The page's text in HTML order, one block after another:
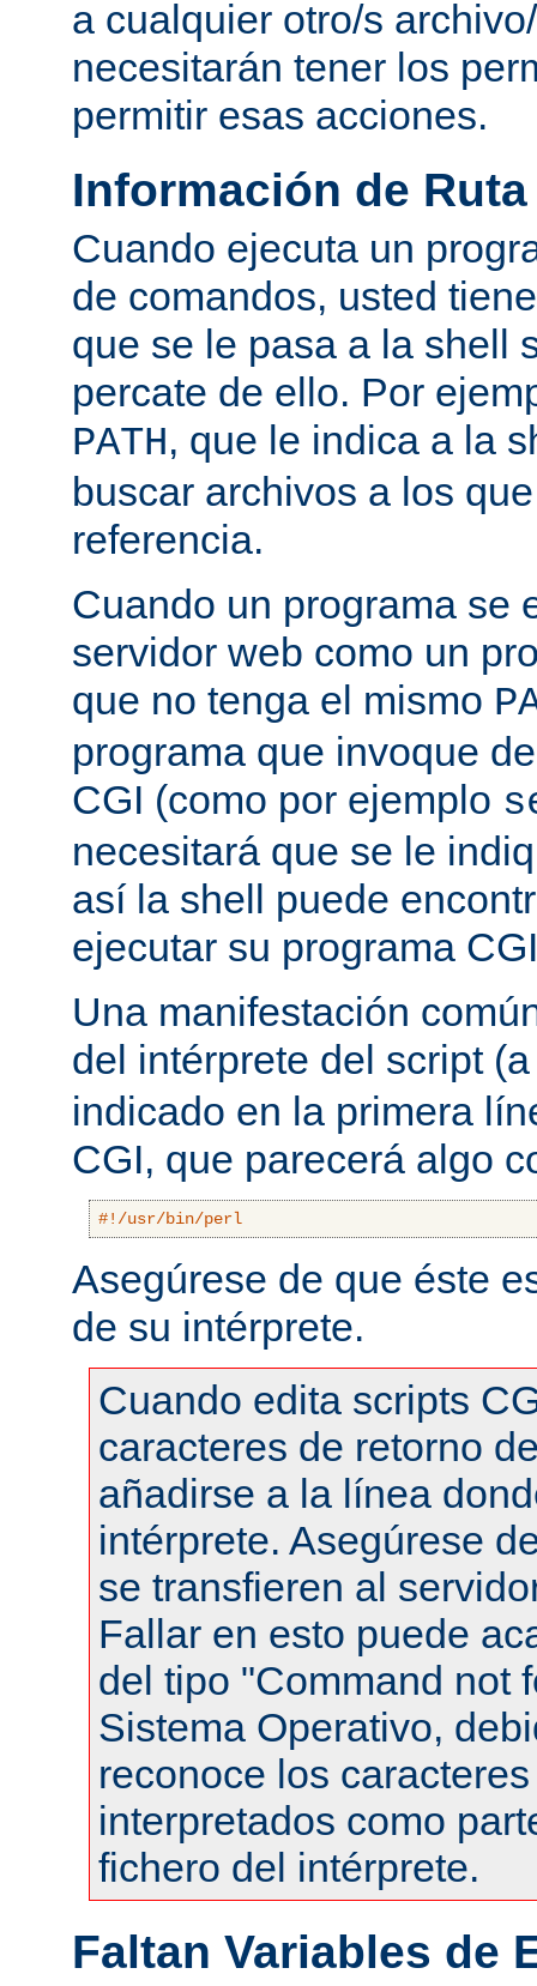
a cualquier otro/s
necesitarán tener los
permitir esas acciones.
Información de
Cuando ejecuta un
de comandos, usted
que se le pasa a la shell
percate de ello. Por
PATH, que le indica a la
buscar archivos a los
referencia.
Cuando un programa se
servidor web como un
que no tenga el mismo
programa que invoque
CGI (como por ejemplo
necesitará que se le
así la shell puede
ejecutar su programa
Una manifestación
del intérprete del script
indicado en la primera
CGI, que parecerá algo
#!/usr/bin/perl
Asegúrese de que éste
de su intérprete.
Cuando edita scripts
caracteres de retorno
añadirse a la línea
intérprete. Asegúrese
se transfieren al
Fallar en esto puede
del tipo "Command not
Sistema Operativo,
reconoce los
interpretados como
fichero del intérprete.
Faltan Variables de